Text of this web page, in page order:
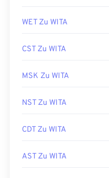
WET Zu WITA
CST Zu WITA
MSK Zu WITA
NST Zu WITA
CDT Zu WITA
AST Zu WITA